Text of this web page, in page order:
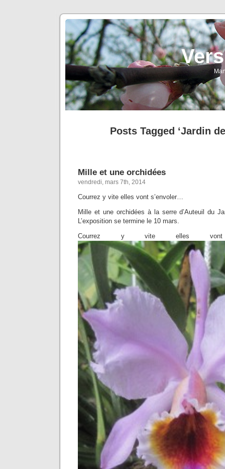
Posts Tagged ‘Jardin
Mille et une orchidées
vendredi, mars 7th, 2014
Courrez y vite elles vont s’envoler…
Mille et une orchidées à la serre d’Auteuil du
L’exposition se termine le 10 mars.
Courrez y vite elles vont